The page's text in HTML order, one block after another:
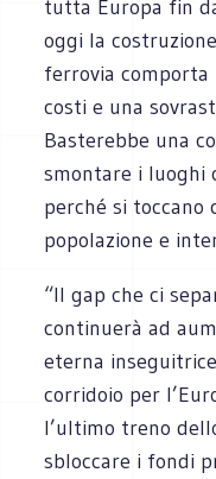
tutta Europa fin
oggi la
ferrovia
costi e una
Basterebbe una
smontare i luoghi
perché si toccano
popolazione e
“Il gap che ci
continuerà ad
eterna
corridoio per
l’ultimo treno
sbloccare i fondi